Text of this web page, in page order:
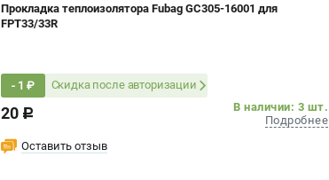
Прокладка теплоизолятора Fubag GC305-16001 для
FPT33/33R
- 1 ₽ Скидка после авторизации
20 c
В наличии: 3 шт.
Подробнее
Оставить отзыв